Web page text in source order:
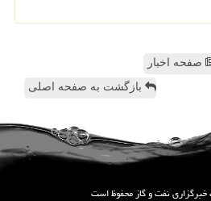
صفحه اخبار
بازگشت به صفحه اصلی